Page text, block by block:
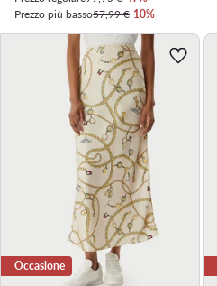
Prezzo più basso57,99 €-10%
Occasione